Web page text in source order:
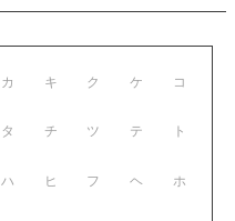
カ キ ク ケ コ
タ チ ツ テ ト
ハ ヒ フ ヘ ホ